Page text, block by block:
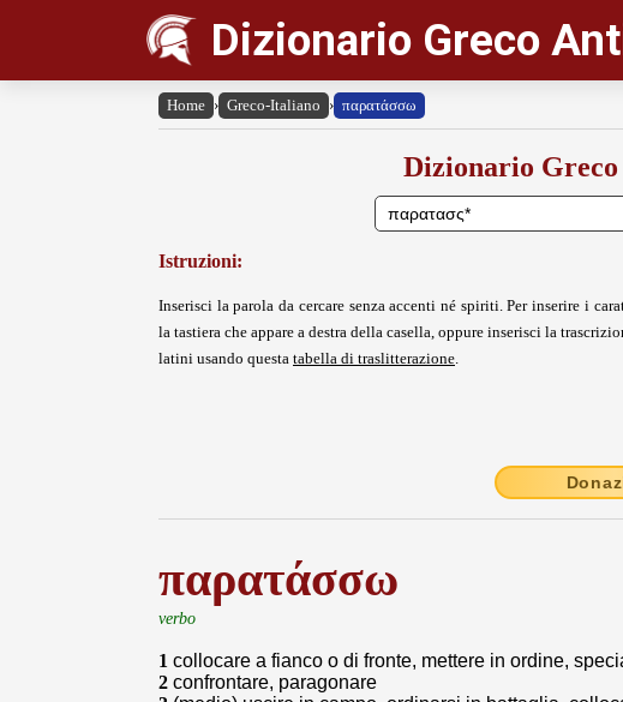
Dizionario Greco
Home › Greco-Italiano › παρατάσσω
Dizionario
Istruzioni:
Inserisci la parola da cercare senza accenti né spiriti. Per inserire i
la tastiera che appare a destra della casella, oppure inserisci la
latini usando questa tabella di traslitterazione.
παρατάσσω
verbo
1 collocare a fianco o di fronte, mettere in ordine,
2 confrontare, paragonare